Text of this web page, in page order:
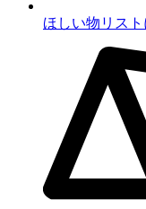
ほしい物リス